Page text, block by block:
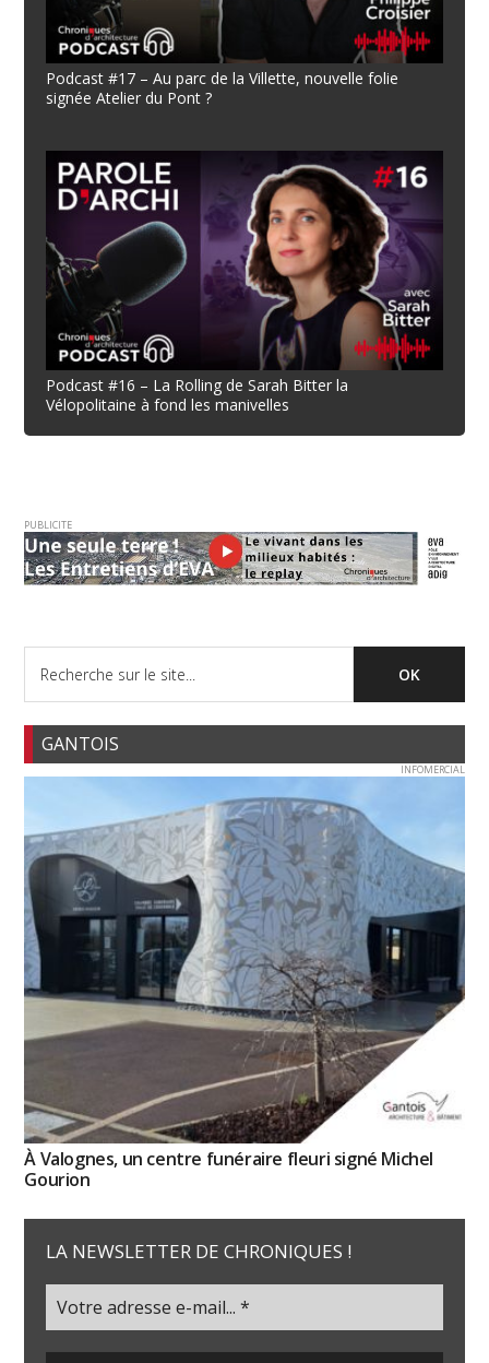
Podcast #17 – Au parc de la Villette, nouvelle folie
signée Atelier du Pont ?
Podcast #16 – La Rolling de Sarah Bitter la
Vélopolitaine à fond les manivelles
PUBLICITE
GANTOIS
INFOMERCIAL
À Valognes, un centre funéraire fleuri signé Michel
Gourion
LA NEWSLETTER DE CHRONIQUES !